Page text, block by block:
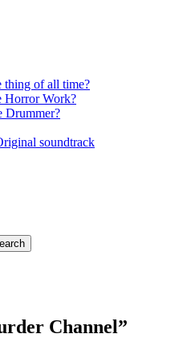
thing of all time?
Horror Work?
Drummer?
soundtrack
Channel”